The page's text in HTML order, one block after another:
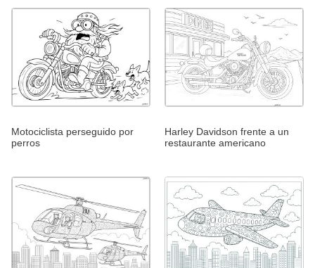
Motociclista perseguido por
perros
Harley Davidson frente a un
restaurante americano